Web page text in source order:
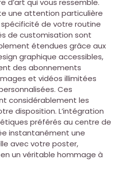
d’art qui vous ressemble.
une attention particulière
de votre routine
de customisation sont
étendues grâce aux
graphique accessibles,
des abonnements
et vidéos illimitées
Ces
considérablement les
disposition. L’intégration
préférés au centre de
instantanément une
avec votre poster,
un véritable hommage à